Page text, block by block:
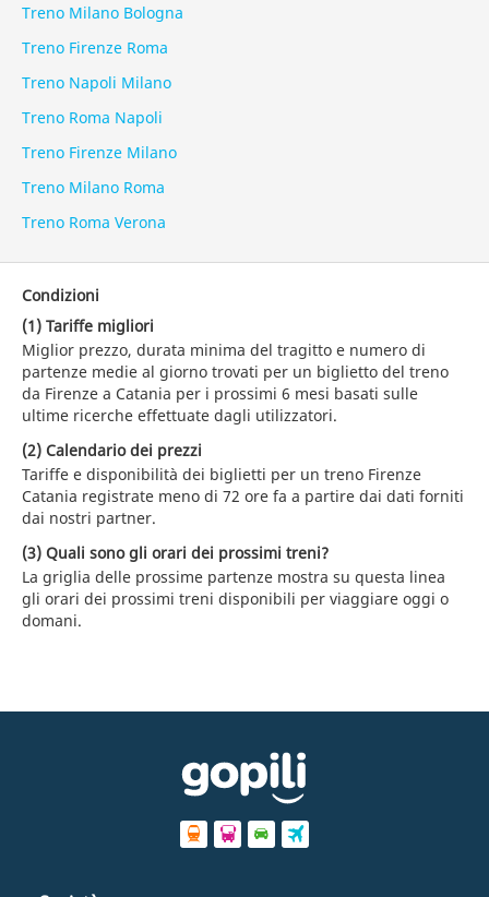
Treno Milano Bologna
Treno Firenze Roma
Treno Napoli Milano
Treno Roma Napoli
Treno Firenze Milano
Treno Milano Roma
Treno Roma Verona
Condizioni
(1) Tariffe migliori
Miglior prezzo, durata minima del tragitto e numero di
partenze medie al giorno trovati per un biglietto del treno
da Firenze a Catania per i prossimi 6 mesi basati sulle
ultime ricerche effettuate dagli utilizzatori.
(2) Calendario dei prezzi
Tariffe e disponibilità dei biglietti per un treno Firenze
Catania registrate meno di 72 ore fa a partire dai dati forniti
dai nostri partner.
(3) Quali sono gli orari dei prossimi treni?
La griglia delle prossime partenze mostra su questa linea
gli orari dei prossimi treni disponibili per viaggiare oggi o
domani.